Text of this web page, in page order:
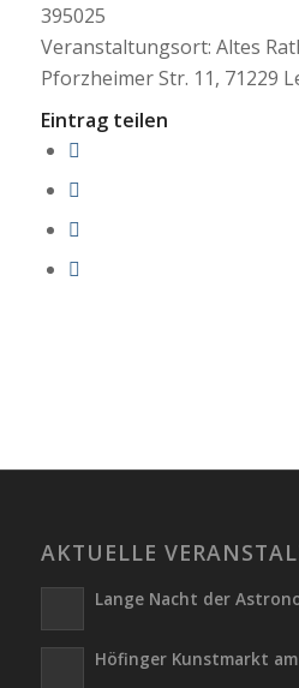
395025
Veranstaltungsort: Altes
Pforzheimer Str. 11, 71229
Eintrag teilen
AKTUELLE
Lange Nacht der
Höfinger Kunstmarkt